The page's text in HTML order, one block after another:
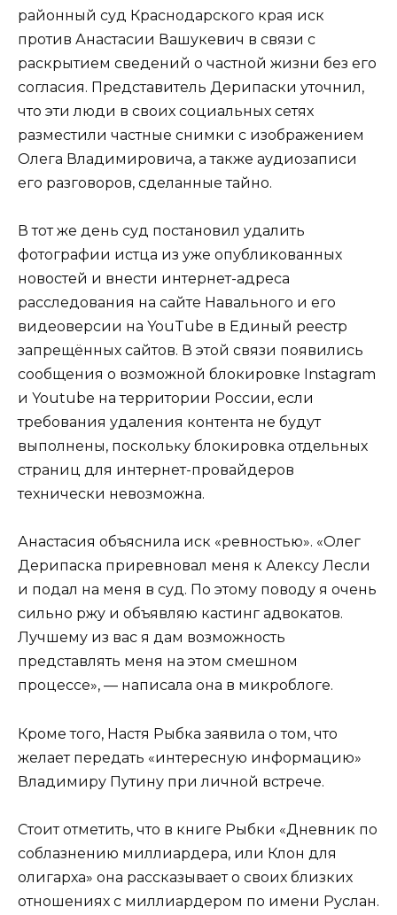
районный суд Краснодарского края иск
против Анастасии Вашукевич в связи с
раскрытием сведений о частной жизни без его
согласия. Представитель Дерипаски уточнил,
что эти люди в своих социальных сетях
разместили частные снимки с изображением
Олега Владимировича, а также аудиозаписи
его разговоров, сделанные тайно.
В тот же день суд постановил удалить
фотографии истца из уже опубликованных
новостей и внести интернет-адреса
расследования на сайте Навального и его
видеоверсии на YouTube в Единый реестр
запрещённых сайтов. В этой связи появились
сообщения о возможной блокировке Instagram
и Youtube на территории России, если
требования удаления контента не будут
выполнены, поскольку блокировка отдельных
страниц для интернет-провайдеров
технически невозможна.
Анастасия объяснила иск «ревностью». «Олег
Дерипаска приревновал меня к Алексу Лесли
и подал на меня в суд. По этому поводу я очень
сильно ржу и объявляю кастинг адвокатов.
Лучшему из вас я дам возможность
представлять меня на этом смешном
процессе», — написала она в микроблоге.
Кроме того, Настя Рыбка заявила о том, что
желает передать «интересную информацию»
Владимиру Путину при личной встрече.
Стоит отметить, что в книге Рыбки «Дневник по
соблазнению миллиардера, или Клон для
олигарха» она рассказывает о своих близких
отношениях с миллиардером по имени Руслан.